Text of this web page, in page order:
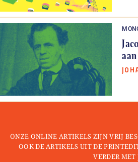
ONZE ONLINE ARTIKELS ZIJN VRIJ
OOK DE ARTIKELS UIT DE
VERDER